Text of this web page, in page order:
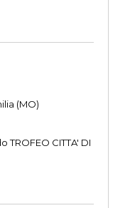
(MO)
CITTA' DI